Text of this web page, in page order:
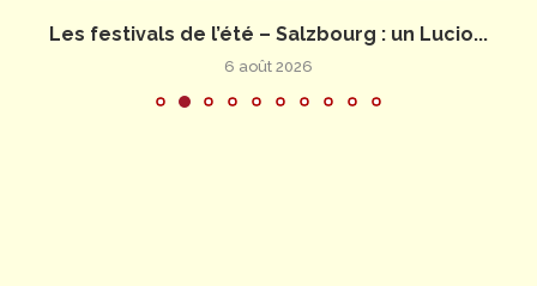
Les festivals de l’été – Salzbourg : un Lucio...
6 août 2026